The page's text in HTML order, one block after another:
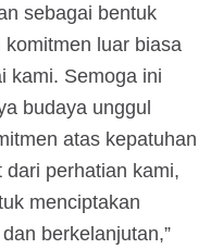
sebagai bentuk
luar biasa
kami. Semoga ini
budaya unggul
atas kepatuhan
perhatian kami,
menciptakan
berkelanjutan,”